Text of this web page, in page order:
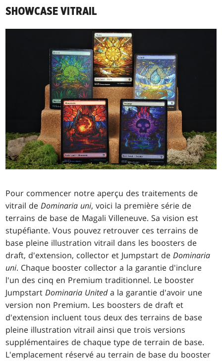
SHOWCASE VITRAIL
Pour commencer notre aperçu des traitements de
vitrail deDominaria uni, voici la première série de
terrains de base de Magali Villeneuve. Sa vision est
stupéfiante. Vous pouvez retrouver ces terrains de
base pleine illustration vitrail dans les boosters de
draft, d'extension, collector et Jumpstart deDominaria
uni. Chaque booster collector a la garantie d'inclure
l'un des cinq en Premium traditionnel. Le booster
JumpstartDominaria Uniteda la garantie d'avoir une
version non Premium. Les boosters de draft et
d'extension incluent tous deux des terrains de base
pleine illustration vitrail ainsi que trois versions
supplémentaires de chaque type de terrain de base.
L'emplacement réservé au terrain de base du booster